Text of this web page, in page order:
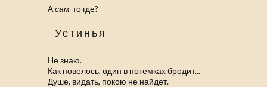
Асам-то где?
Устинья
Не знаю.
Как повелось, один в потемках бродит...
Душе, видать, покою не найдет.